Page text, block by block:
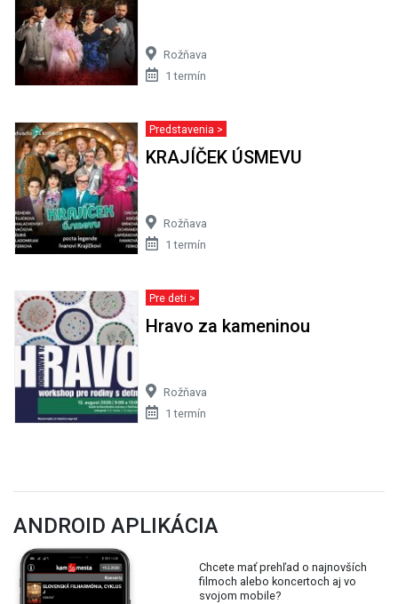
Rožňava
1 termín
Predstavenia >
KRAJÍČEK ÚSMEVU
Rožňava
1 termín
Pre deti >
Hravo za kameninou
Rožňava
1 termín
ANDROID APLIKÁCIA
Chcete mať prehľad o najnovších
filmoch alebo koncertoch aj vo
svojom mobile?